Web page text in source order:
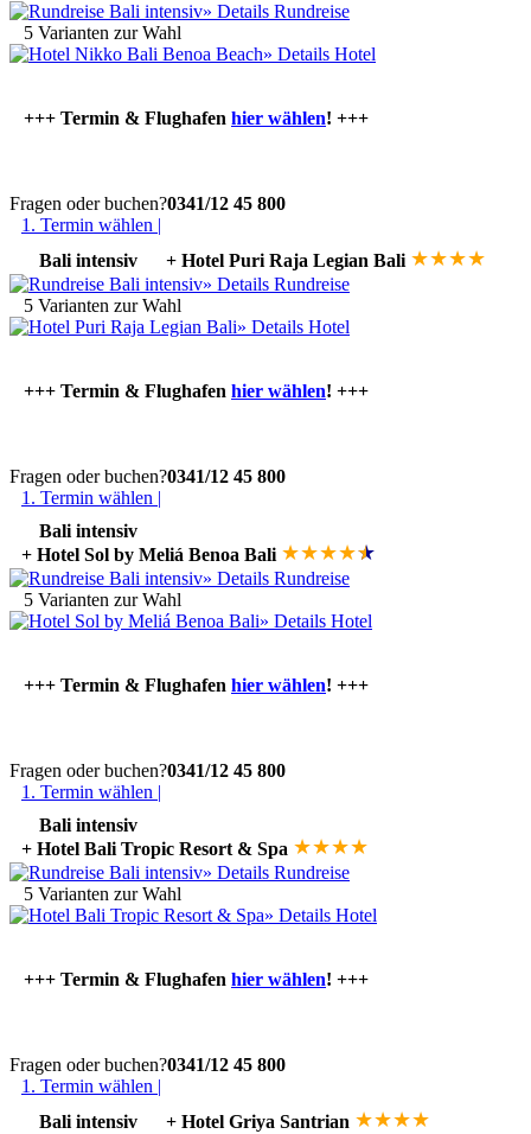
» Details Rundreise
5 Varianten zur Wahl
» Details Hotel
+++ Termin & Flughafen hier wählen! +++
Fragen oder buchen?0341/12 45 800
1. Termin wählen |
Bali intensiv + Hotel Puri Raja Legian Bali ★★★★
» Details Rundreise
5 Varianten zur Wahl
» Details Hotel
+++ Termin & Flughafen hier wählen! +++
Fragen oder buchen?0341/12 45 800
1. Termin wählen |
Bali intensiv
+ Hotel Sol by Meliá Benoa Bali ★★★★★
★
» Details Rundreise
5 Varianten zur Wahl
» Details Hotel
+++ Termin & Flughafen hier wählen! +++
Fragen oder buchen?0341/12 45 800
1. Termin wählen |
Bali intensiv
+ Hotel Bali Tropic Resort & Spa ★★★★
» Details Rundreise
5 Varianten zur Wahl
» Details Hotel
+++ Termin & Flughafen hier wählen! +++
Fragen oder buchen?0341/12 45 800
1. Termin wählen |
Bali intensiv + Hotel Griya Santrian ★★★★